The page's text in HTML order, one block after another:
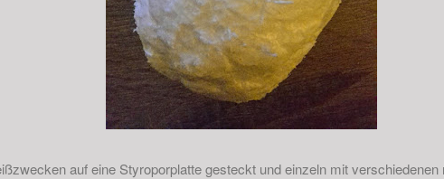
auf eine Styroporplatte gesteckt und einzeln mit